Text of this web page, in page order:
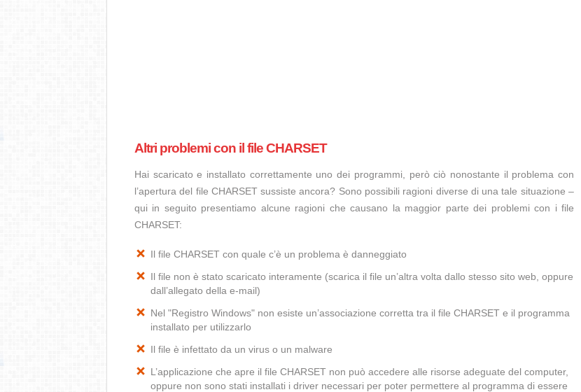
Altri problemi con il file CHARSET
Hai scaricato e installato correttamente uno dei programmi, però ciò nonostante il problema con
l’apertura del file CHARSET sussiste ancora? Sono possibili ragioni diverse di una tale situazione –
qui in seguito presentiamo alcune ragioni che causano la maggior parte dei problemi con i file
CHARSET:
Il file CHARSET con quale c’è un problema è danneggiato
Il file non è stato scaricato interamente (scarica il file un’altra volta dallo stesso sito web, oppure
dall’allegato della e-mail)
Nel "Registro Windows" non esiste un’associazione corretta tra il file CHARSET e il programma
installato per utilizzarlo
Il file è infettato da un virus o un malware
L’applicazione che apre il file CHARSET non può accedere alle risorse adeguate del computer,
oppure non sono stati installati i driver necessari per poter permettere al programma di essere